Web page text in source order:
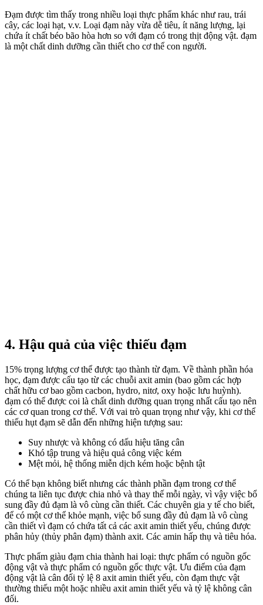
Đạm được tìm thấy trong nhiều loại thực phẩm khác như rau, trái
cây, các loại hạt, v.v. Loại đạm này vừa dễ tiêu, ít năng lượng, lại
chứa ít chất béo bão hòa hơn so với đạm có trong thịt động vật. đạm
là một chất dinh dưỡng cần thiết cho cơ thể con người.
4. Hậu quả của việc thiếu đạm
15% trọng lượng cơ thể được tạo thành từ đạm. Về thành phần hóa
học, đạm được cấu tạo từ các chuỗi axit amin (bao gồm các hợp
chất hữu cơ bao gồm cacbon, hydro, nitơ, oxy hoặc lưu huỳnh).
đạm có thể được coi là chất dinh dưỡng quan trọng nhất cấu tạo nên
các cơ quan trong cơ thể. Với vai trò quan trọng như vậy, khi cơ thể
thiếu hụt đạm sẽ dẫn đến những hiện tượng sau:
Suy nhược và không có dấu hiệu tăng cân
Khó tập trung và hiệu quả công việc kém
Mệt mỏi, hệ thống miễn dịch kém hoặc bệnh tật
Có thể bạn không biết nhưng các thành phần đạm trong cơ thể
chúng ta liên tục được chia nhỏ và thay thế mỗi ngày, vì vậy việc bổ
sung đầy đủ đạm là vô cùng cần thiết. Các chuyên gia y tế cho biết,
để có một cơ thể khỏe mạnh, việc bổ sung đầy đủ đạm là vô cùng
cần thiết vì đạm có chứa tất cả các axit amin thiết yếu, chúng được
phân hủy (thủy phân đạm) thành axit. Các amin hấp thụ và tiêu hóa.
Thực phẩm giàu đạm chia thành hai loại: thực phẩm có nguồn gốc
động vật và thực phẩm có nguồn gốc thực vật. Ưu điểm của đạm
động vật là cân đối tỷ lệ 8 axit amin thiết yếu, còn đạm thực vật
thường thiếu một hoặc nhiều axit amin thiết yếu và tỷ lệ không cân
đối.